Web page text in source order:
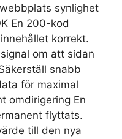
synlighet
En 200-kod
korrekt.
om att sidan
snabb
för maximal
omdirigering En
flyttats.
till den nya